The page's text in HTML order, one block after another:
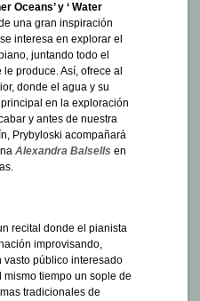
Oceans’ y ‘ Water
una gran inspiración
interesa en explorar el
juntando todo el
produce. Así, ofrece al
donde el agua y su
en la exploración
y antes de nuestra
Prybyloski acompañará
Alexandra Balsells en
recital donde el pianista
improvisando,
vasto público interesado
tiempo un sople de
tradicionales de